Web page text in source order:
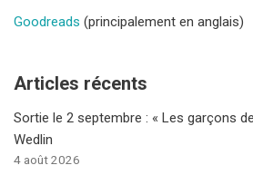
Goodreads (principalement en anglais)
Articles récents
Sortie le 2 septembre : « Les garçons
Wedlin
4 août 2026